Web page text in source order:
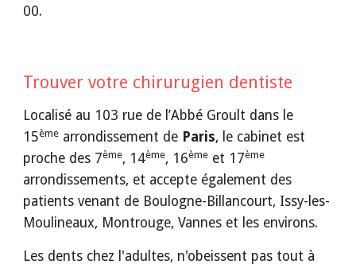
00.
Trouver votre chirurugien dentiste
Localisé au 103 rue de l’Abbé Groult dans le
15ème arrondissement de Paris, le cabinet est
proche des 7ème, 14ème, 16ème et 17ème
arrondissements, et accepte également des
patients venant de Boulogne-Billancourt, Issy-les-
Moulineaux, Montrouge, Vannes et les environs.
Les dents chez l'adultes, n'obeissent pas tout à